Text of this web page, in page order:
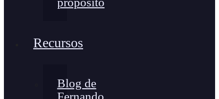
Recursos
Blog de
Fernando